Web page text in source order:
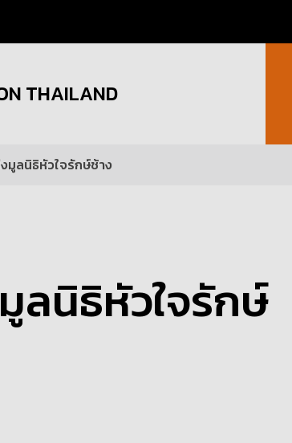
THAILAND
มูลนิธิหัวใจรักษ์ช้าง
ลนิธิหัวใจรักษ์